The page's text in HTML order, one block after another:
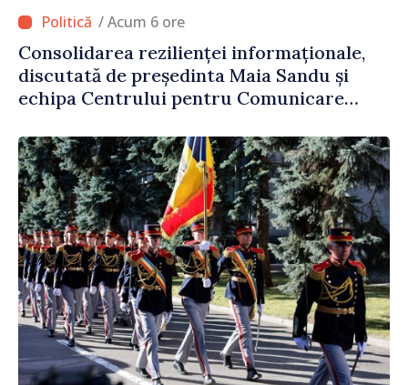
/ Acum 6 ore
Consolidarea rezilienței informaționale,
discutată de președinta Maia Sandu și
echipa Centrului pentru Comunicare
Dezinformării